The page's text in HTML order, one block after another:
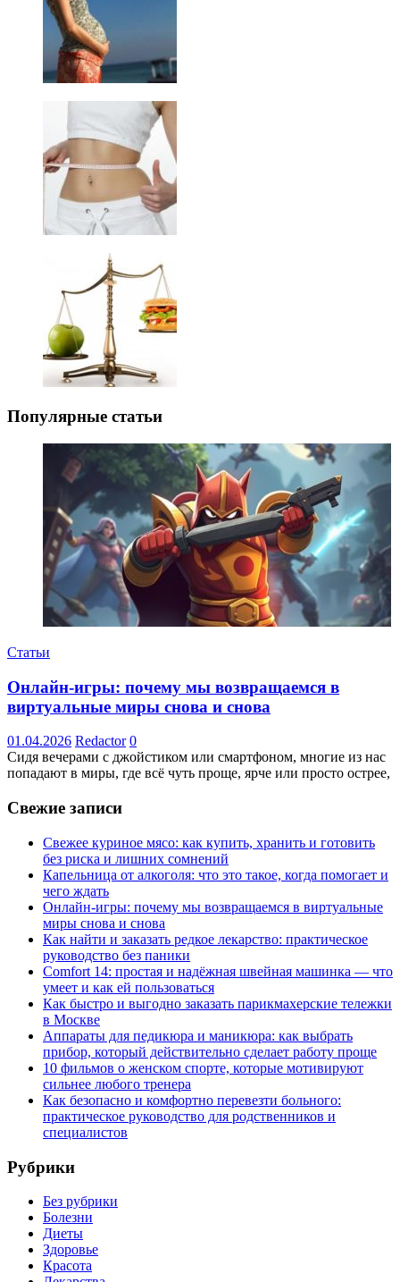
Популярные статьи
Статьи
Онлайн-игры: почему мы возвращаемся в
виртуальные миры снова и снова
01.04.2026 Redactor 0
Сидя вечерами с джойстиком или смартфоном, многие из нас
попадают в миры, где всё чуть проще, ярче или просто острее,
Свежие записи
Свежее куриное мясо: как купить, хранить и готовить
без риска и лишних сомнений
Капельница от алкоголя: что это такое, когда помогает и
чего ждать
Онлайн-игры: почему мы возвращаемся в виртуальные
миры снова и снова
Как найти и заказать редкое лекарство: практическое
руководство без паники
Comfort 14: простая и надёжная швейная машинка — что
умеет и как ей пользоваться
Как быстро и выгодно заказать парикмахерские тележки
в Москве
Аппараты для педикюра и маникюра: как выбрать
прибор, который действительно сделает работу проще
10 фильмов о женском спорте, которые мотивируют
сильнее любого тренера
Как безопасно и комфортно перевезти больного:
практическое руководство для родственников и
специалистов
Рубрики
Без рубрики
Болезни
Диеты
Здоровье
Красота